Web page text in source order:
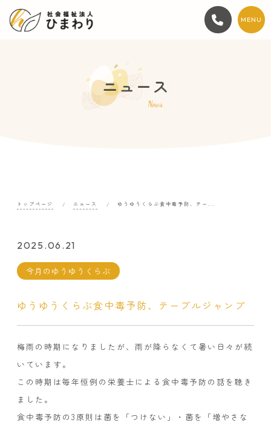
MENU
ニュース
News
トップページ ニュース ゆうゆうくらぶ食中毒予防、テー...
2025.06.21
今月のゆうゆうくらぶ
ゆうゆうくらぶ食中毒予防、テーブルジャンプ
梅雨の時期になりましたが、雨が降らなくて暑い日々が続
いています。
この時期は毎年恒例の栄養士による食中毒予防の話を聴き
ました。
食中毒予防の3原則は菌を「つけない」・菌を「増やさな